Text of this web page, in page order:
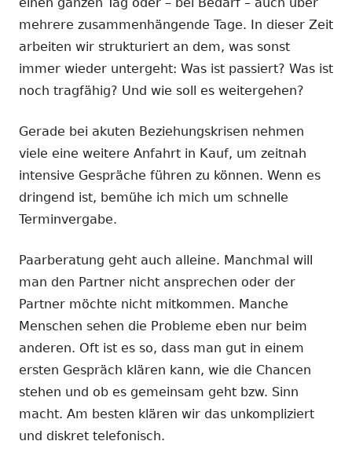
mehrere zusammenhängende Tage. In dieser Zeit
arbeiten wir strukturiert an dem, was sonst
immer wieder untergeht: Was ist passiert? Was ist
noch tragfähig? Und wie soll es weitergehen?
Gerade bei akuten Beziehungskrisen nehmen
viele eine weitere Anfahrt in Kauf, um zeitnah
intensive Gespräche führen zu können. Wenn es
dringend ist, bemühe ich mich um schnelle
Terminvergabe.
Paarberatung geht auch alleine. Manchmal will
man den Partner nicht ansprechen oder der
Partner möchte nicht mitkommen. Manche
Menschen sehen die Probleme eben nur beim
anderen. Oft ist es so, dass man gut in einem
ersten Gespräch klären kann, wie die Chancen
stehen und ob es gemeinsam geht bzw. Sinn
macht. Am besten klären wir das unkompliziert
und diskret telefonisch.